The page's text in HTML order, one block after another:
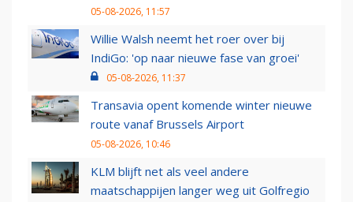
05-08-2026, 11:57
Willie Walsh neemt het roer over bij
IndiGo: 'op naar nieuwe fase van groei'
05-08-2026, 11:37
Transavia opent komende winter nieuwe
route vanaf Brussels Airport
05-08-2026, 10:46
KLM blijft net als veel andere
maatschappijen langer weg uit Golfregio